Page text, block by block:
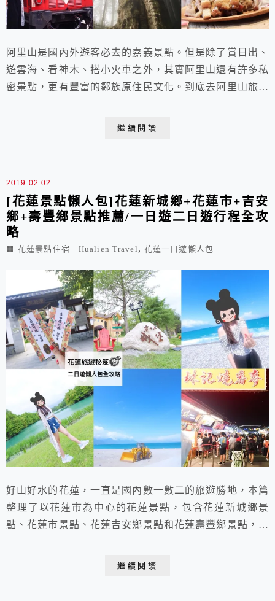
阿里山是國內外遊客必去的嘉義景點。但是除了賞日出、
遊雲海、看神木、搭小火車之外，其實阿里山還有許多私
密景點，更有豐富的鄒族原住民文化。到底去阿里山旅遊
繼續閱讀
2019.02.02
[花蓮景點懶人包]花蓮新城鄉+花蓮市+吉安
鄉+壽豐鄉景點推薦/一日遊二日遊行程全攻
略
花蓮景點住宿︱Hualien Travel , 花蓮一日遊懶人包
好山好水的花蓮，一直是國內數一數二的旅遊勝地，本篇
整理了以花蓮市為中心的花蓮景點，包含花蓮新城鄉景
點、花蓮市景點、花蓮吉安鄉景點和花蓮壽豐鄉景點，供
繼續閱讀